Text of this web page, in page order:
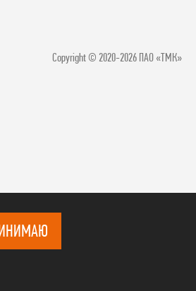
Copyright © 2020-2026 ПАО «ТМК»